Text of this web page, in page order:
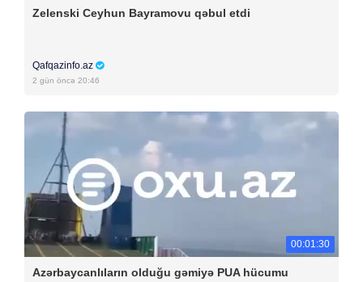
Zelenski Ceyhun Bayramovu qəbul etdi
Qafqazinfo.az
2 gün öncə 20:46
00:01:30
Azərbaycanlıların olduğu gəmiyə PUA hücumu